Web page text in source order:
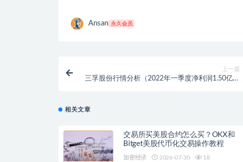
Ansan 永久会员
上一篇
三孚股份行情分析（2022年一季度净利润1.50亿元
相关文章
交易所买美股合约怎么买？OKX和
Bitget美股代币化交易操作教程
加密经济 2026-07-30 18